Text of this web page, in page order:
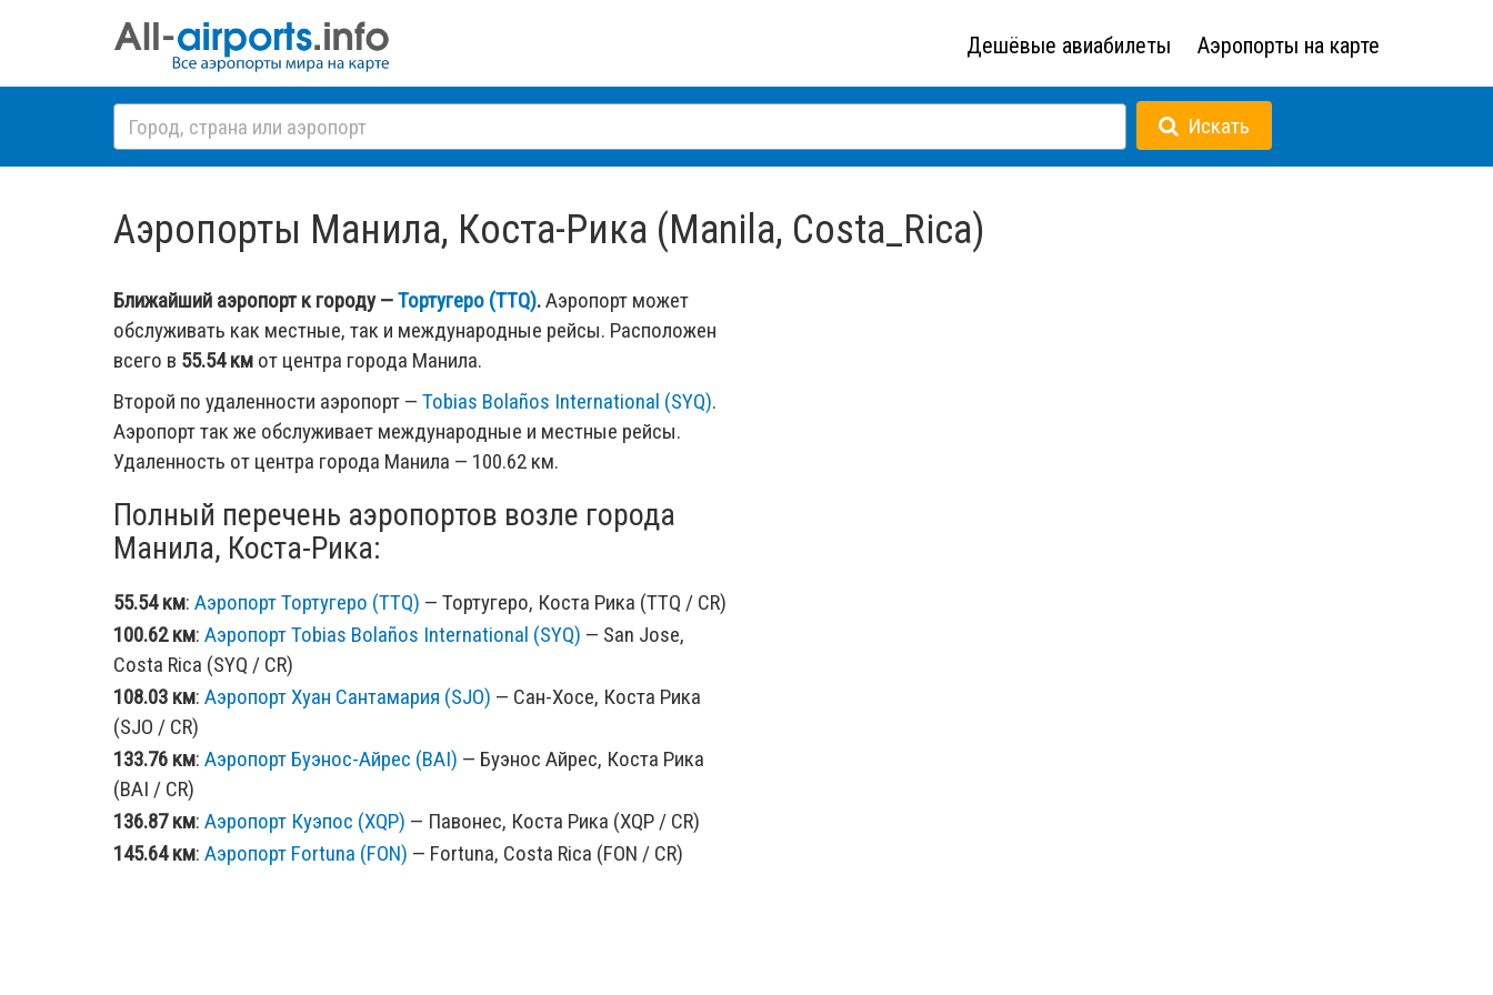
Дешёвые авиабилеты Аэропорты на карте
Искать
Аэропорты Манила, Коста-Рика (Manila, Costa_Rica)
Ближайший аэропорт к городу —Тортугеро (TTQ).Аэропорт может
обслуживать как местные, так и международные рейсы. Расположен
всего в 55.54 км от центра города Манила.
Второй по удаленности аэропорт — Tobias Bolaños International (SYQ).
Аэропорт так же обслуживает международные и местные рейсы.
Удаленность от центра города Манила — 100.62 км.
Полный перечень аэропортов возле города
Манила, Коста-Рика:
55.54 км: Аэропорт Тортугеро (TTQ) — Тортугеро, Коста Рика (TTQ / CR)
100.62 км: Аэропорт Tobias Bolaños International (SYQ) — San Jose,
Costa Rica (SYQ / CR)
108.03 км: Аэропорт Хуан Сантамария (SJO) — Сан-Хосе, Коста Рика
(SJO / CR)
133.76 км: Аэропорт Буэнос-Айрес (BAI) — Буэнос Айрес, Коста Рика
(BAI / CR)
136.87 км: Аэропорт Куэпос (XQP) — Павонес, Коста Рика (XQP / CR)
145.64 км: Аэропорт Fortuna (FON) — Fortuna, Costa Rica (FON / CR)